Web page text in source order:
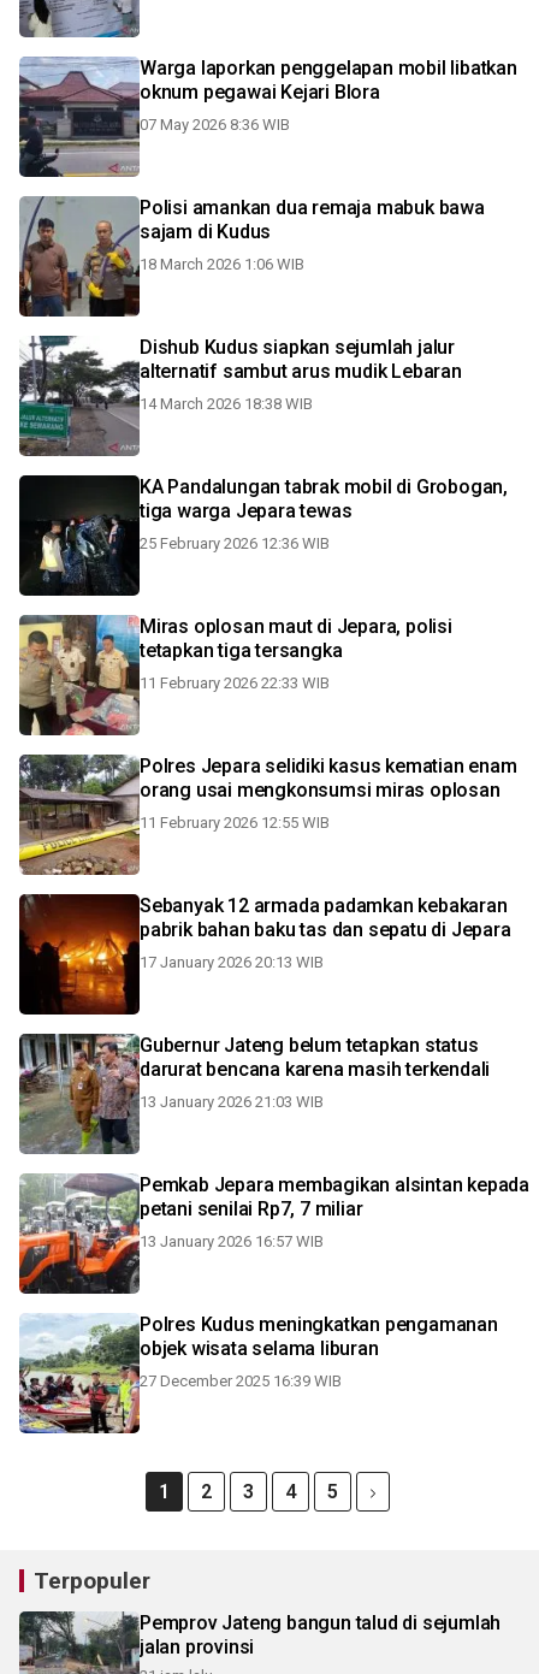
Warga laporkan penggelapan mobil libatkan
oknum pegawai Kejari Blora
07 May 2026 8:36 WIB
Polisi amankan dua remaja mabuk bawa
sajam di Kudus
18 March 2026 1:06 WIB
Dishub Kudus siapkan sejumlah jalur
alternatif sambut arus mudik Lebaran
14 March 2026 18:38 WIB
KA Pandalungan tabrak mobil di Grobogan,
tiga warga Jepara tewas
25 February 2026 12:36 WIB
Miras oplosan maut di Jepara, polisi
tetapkan tiga tersangka
11 February 2026 22:33 WIB
Polres Jepara selidiki kasus kematian enam
orang usai mengkonsumsi miras oplosan
11 February 2026 12:55 WIB
Sebanyak 12 armada padamkan kebakaran
pabrik bahan baku tas dan sepatu di Jepara
17 January 2026 20:13 WIB
Gubernur Jateng belum tetapkan status
darurat bencana karena masih terkendali
13 January 2026 21:03 WIB
Pemkab Jepara membagikan alsintan kepada
petani senilai Rp7, 7 miliar
13 January 2026 16:57 WIB
Polres Kudus meningkatkan pengamanan
objek wisata selama liburan
27 December 2025 16:39 WIB
1 2 3 4 5
Terpopuler
Pemprov Jateng bangun talud di sejumlah
jalan provinsi